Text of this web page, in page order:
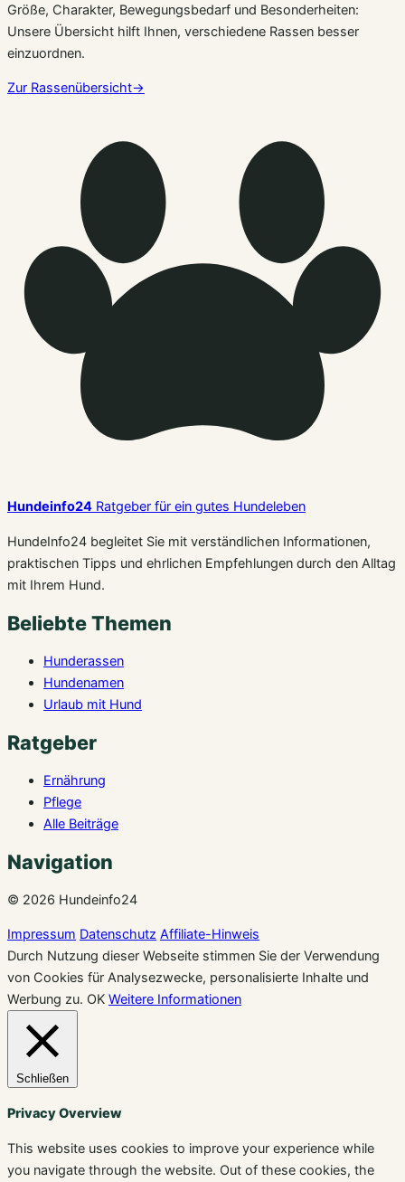
Größe, Charakter, Bewegungsbedarf und Besonderheiten:
Unsere Übersicht hilft Ihnen, verschiedene Rassen besser
einzuordnen.
Zur Rassenübersicht→
Hundeinfo24 Ratgeber für ein gutes Hundeleben
HundeInfo24 begleitet Sie mit verständlichen Informationen,
praktischen Tipps und ehrlichen Empfehlungen durch den Alltag
mit Ihrem Hund.
Beliebte Themen
Hunderassen
Hundenamen
Urlaub mit Hund
Ratgeber
Ernährung
Pflege
Alle Beiträge
Navigation
© 2026 Hundeinfo24
Impressum Datenschutz Affiliate-Hinweis
Durch Nutzung dieser Webseite stimmen Sie der Verwendung
von Cookies für Analysezwecke, personalisierte Inhalte und
Werbung zu. OK Weitere Informationen
Schließen
Privacy Overview
This website uses cookies to improve your experience while
you navigate through the website. Out of these cookies, the